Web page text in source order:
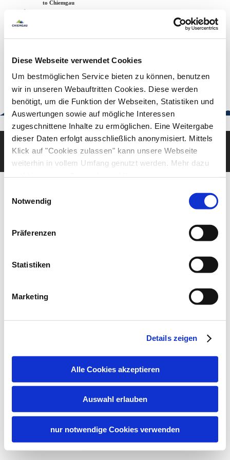
Diese Webseite verwendet Cookies
Um bestmöglichen Service bieten zu können, benutzen
wir in unseren Webauftritten Cookies. Diese werden
benötigt, um die Funktion der Webseiten, Statistiken und
Auswertungen sowie auf mögliche Interessen
zugeschnittene Inhalte zu ermöglichen. Eine Weitergabe
dieser Daten erfolgt ausschließlich anonymisiert. Mittels
Klick auf "Cookies zulassen" kann unsere Webseite
weiterhin in vollem Umfang genutzt werden. Mehr dazu
steht in unserer Datenschutzerklärung.
gelistet.
Notwendig
Präferenzen
Statistiken
Marketing
Details zeigen
Alle Cookies akzeptieren
Auswahl erlauben
nur notwendige Cookies verwenden
Back to the home page
Welcome to Chiemgau
urlaub@chiemgau.bayern
+49 (861) 988 231-20
Good to know
Deutsch English